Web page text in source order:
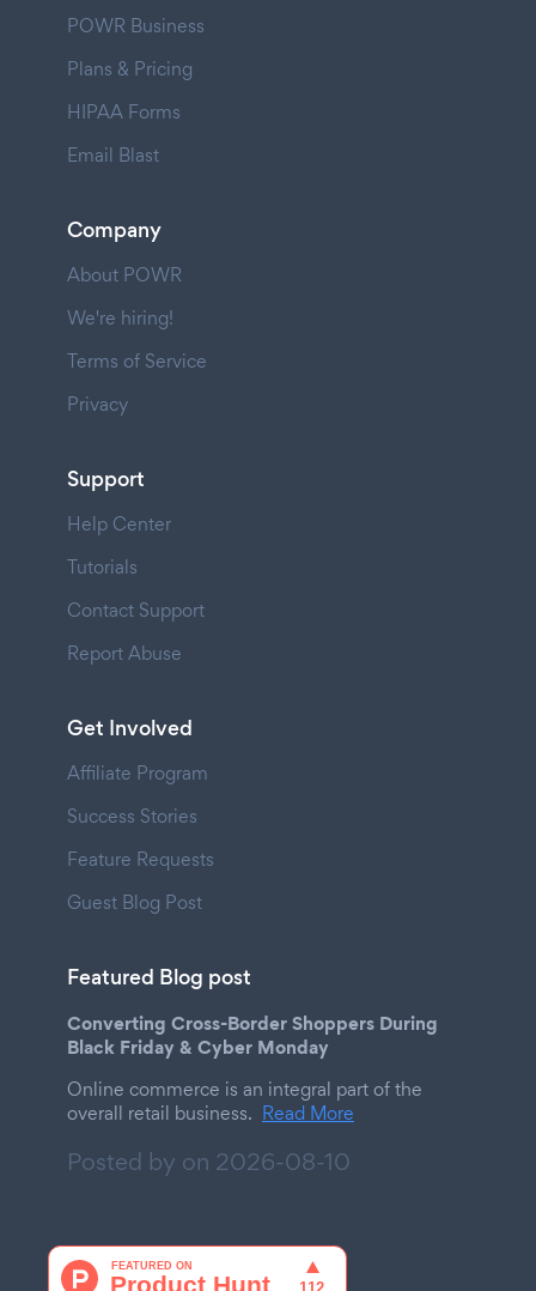
POWR Business
Plans & Pricing
HIPAA Forms
Email Blast
Company
About POWR
We're hiring!
Terms of Service
Privacy
Support
Help Center
Tutorials
Contact Support
Report Abuse
Get Involved
Affiliate Program
Success Stories
Feature Requests
Guest Blog Post
Featured Blog post
Converting Cross-Border Shoppers During
Black Friday & Cyber Monday
Online commerce is an integral part of the
overall retail business. Read More
Posted by on 2026-08-10